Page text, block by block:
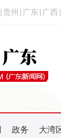
贵州 广东 广西
政务 大湾